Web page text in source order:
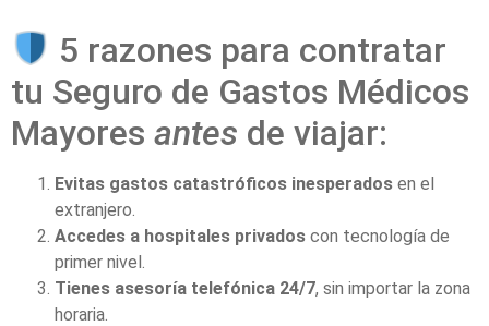
5 razones para contratar
tu Seguro de Gastos Médicos
Mayores antes de viajar:
Evitas gastos catastróficos inesperados en el
extranjero.
Accedes a hospitales privados con tecnología de
primer nivel.
Tienes asesoría telefónica 24/7, sin importar la zona
horaria.